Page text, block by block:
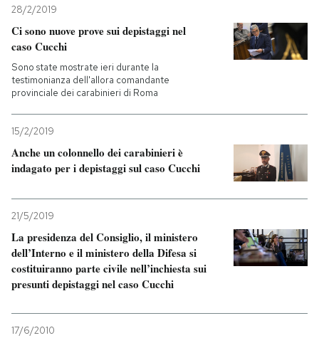
28/2/2019
Ci sono nuove prove sui depistaggi nel
caso Cucchi
Sono state mostrate ieri durante la
testimonianza dell'allora comandante
provinciale dei carabinieri di Roma
15/2/2019
Anche un colonnello dei carabinieri è
indagato per i depistaggi sul caso Cucchi
21/5/2019
La presidenza del Consiglio, il ministero
dell’Interno e il ministero della Difesa si
costituiranno parte civile nell’inchiesta sui
presunti depistaggi nel caso Cucchi
17/6/2010